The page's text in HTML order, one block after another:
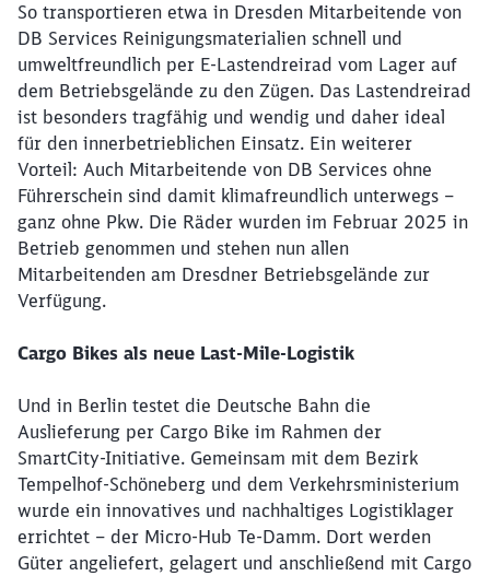
So transportieren etwa in Dresden Mitarbeitende von
DB Services Reinigungsmaterialien schnell und
umweltfreundlich per E-Lastendreirad vom Lager auf
dem Betriebsgelände zu den Zügen. Das Lastendreirad
ist besonders tragfähig und wendig und daher ideal
für den innerbetrieblichen Einsatz. Ein weiterer
Vorteil: Auch Mitarbeitende von DB Services ohne
Führerschein sind damit klimafreundlich unterwegs –
ganz ohne Pkw. Die Räder wurden im Februar 2025 in
Betrieb genommen und stehen nun allen
Mitarbeitenden am Dresdner Betriebsgelände zur
Verfügung.
Cargo Bikes als neue Last-Mile-Logistik
Und in Berlin testet die Deutsche Bahn die
Auslieferung per Cargo Bike im Rahmen der
SmartCity-Initiative. Gemeinsam mit dem Bezirk
Tempelhof-Schöneberg und dem Verkehrsministerium
wurde ein innovatives und nachhaltiges Logistiklager
errichtet – der Micro-Hub Te-Damm. Dort werden
Güter angeliefert, gelagert und anschließend mit Cargo